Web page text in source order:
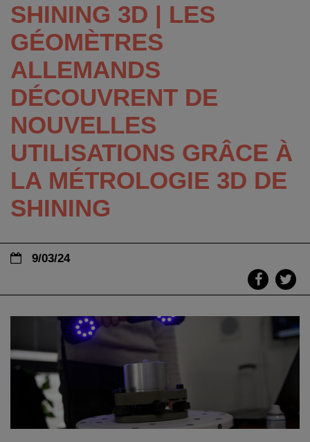
SHINING 3D | LES
GÉOMÈTRES
ALLEMANDS
DÉCOUVRENT DE
NOUVELLES
UTILISATIONS GRÂCE À
LA MÉTROLOGIE 3D DE
SHINING
9/03/24